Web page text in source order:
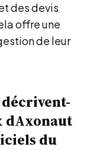
des devis
offre une
de leur
du